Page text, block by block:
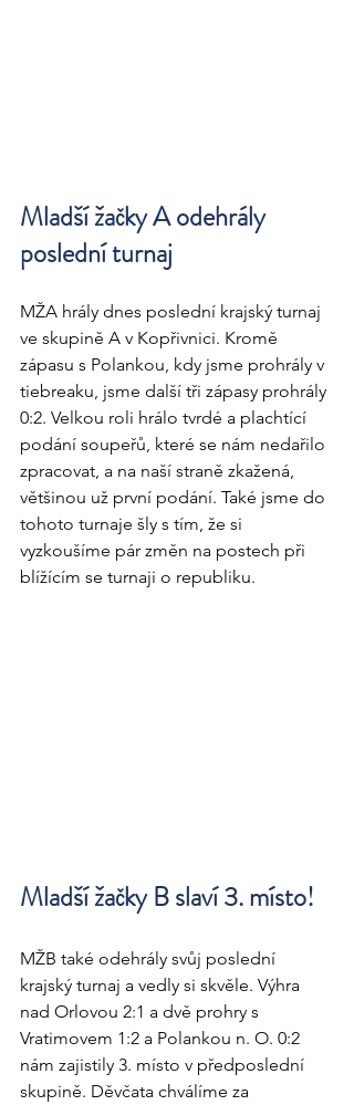
Mladší žačky A odehrály
poslední turnaj
MŽA hrály dnes poslední krajský turnaj
ve skupině A v Kopřivnici. Kromě
zápasu s Polankou, kdy jsme prohrály v
tiebreaku, jsme další tři zápasy prohrály
0:2. Velkou roli hrálo tvrdé a plachtící
podání soupeřů, které se nám nedařilo
zpracovat, a na naší straně zkažená,
většinou už první podání. Také jsme do
tohoto turnaje šly s tím, že si
vyzkoušíme pár změn na postech při
blížícím se turnaji o republiku.
Mladší žačky B slaví 3. místo!
MŽB také odehrály svůj poslední
krajský turnaj a vedly si skvěle. Výhra
nad Orlovou 2:1 a dvě prohry s
Vratimovem 1:2 a Polankou n. O. 0:2
nám zajistily 3. místo v předposlední
skupině. Děvčata chválíme za